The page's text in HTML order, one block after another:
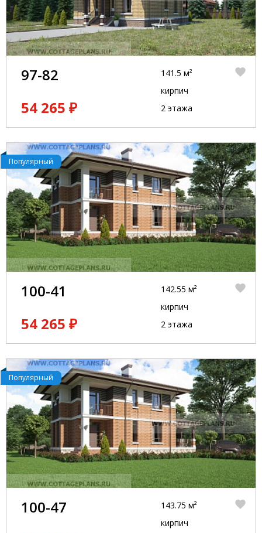
97-82
54 265 ₽
141.5 м²
кирпич
2 этажа
Популярный
100-41
54 265 ₽
142.55 м²
кирпич
2 этажа
Популярный
100-47
143.75 м²
кирпич